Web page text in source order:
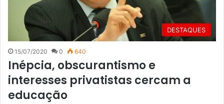
DESTAQUES
15/07/2020 0 640
Inépcia, obscurantismo e
interesses privatistas cercam a
educação